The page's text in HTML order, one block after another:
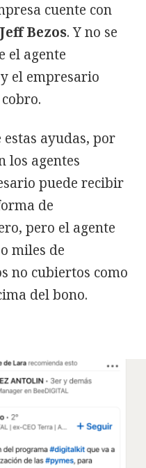
cuente con
Jeff Bezos. Y no se
el agente
el empresario
ayudas, por
los agentes
puede recibir
de
pero el agente
miles de
no cubiertos como
del bono.